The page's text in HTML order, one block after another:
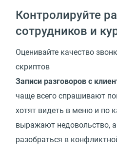
Контролируйте
сотрудников и
Оценивайте качество
скриптов
Записи разговоров с
чаще всего спрашивают
хотят видеть в меню и по
выражают недовольство,
разобраться в